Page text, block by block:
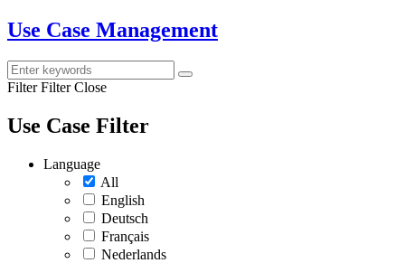
Use Case Management
Filter Filter Close
Use Case Filter
Language
All
English
Deutsch
Français
Nederlands